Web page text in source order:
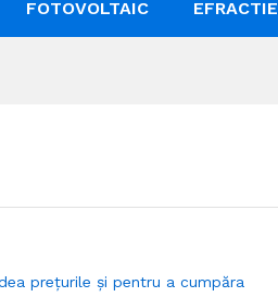
FOTOVOLTAIC EFRACTIE
prețurile și pentru a cumpăra